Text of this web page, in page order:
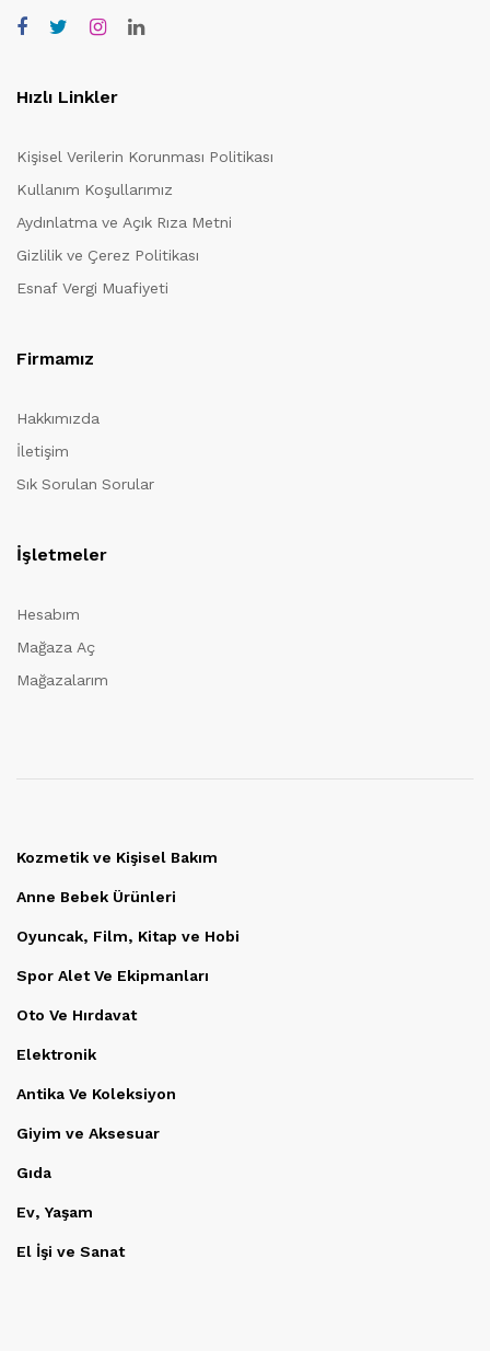
Hızlı Linkler
Kişisel Verilerin Korunması Politikası
Kullanım Koşullarımız
Aydınlatma ve Açık Rıza Metni
Gizlilik ve Çerez Politikası
Esnaf Vergi Muafiyeti
Firmamız
Hakkımızda
İletişim
Sık Sorulan Sorular
İşletmeler
Hesabım
Mağaza Aç
Mağazalarım
Kozmetik ve Kişisel Bakım
Anne Bebek Ürünleri
Oyuncak, Film, Kitap ve Hobi
Spor Alet Ve Ekipmanları
Oto Ve Hırdavat
Elektronik
Antika Ve Koleksiyon
Giyim ve Aksesuar
Gıda
Ev, Yaşam
El İşi ve Sanat